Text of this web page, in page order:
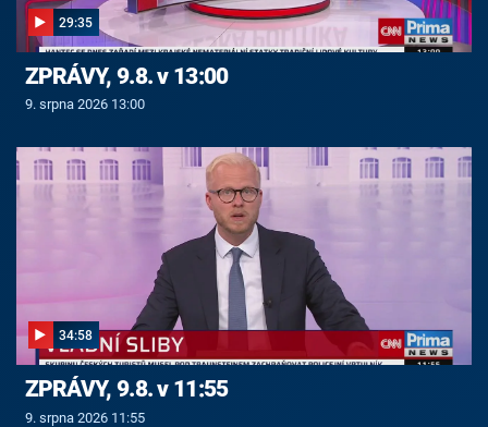
29:35
ZPRÁVY, 9.8. v 13:00
9. srpna 2026 13:00
34:58
ZPRÁVY, 9.8. v 11:55
9. srpna 2026 11:55